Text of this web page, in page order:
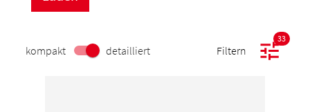
kompakt detailliert Filtern
33